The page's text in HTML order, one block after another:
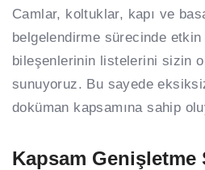
Camlar, koltuklar, kapı ve
belgelendirme sürecinde
bileşenlerinin listelerini sizin
sunuyoruz. Bu sayede
doküman kapsamına sahip
Kapsam Genişletme